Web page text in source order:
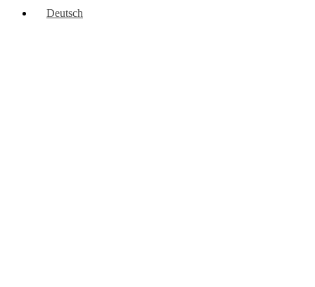
Deutsch